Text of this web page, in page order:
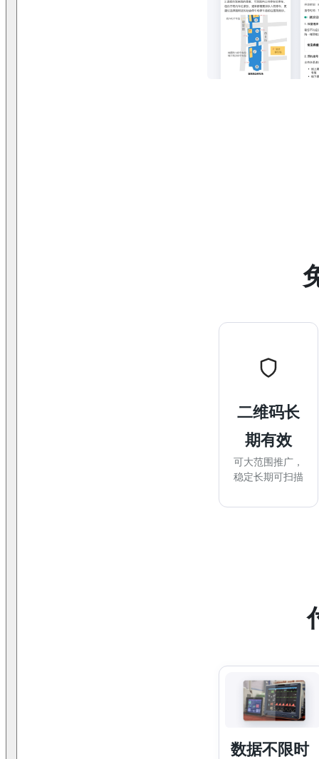
二维码长
期有效
可大范围推广，
稳定长期可扫描
数据不限时